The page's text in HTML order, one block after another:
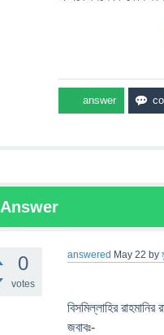
Answer
0
votes
answered May 22 by
বিসমিল্লাহির রাহমানির
জবাবঃ-